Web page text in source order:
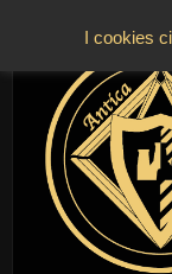
I cookies